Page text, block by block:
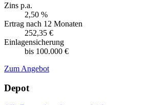
Zins p.a.
2,50 %
Ertrag nach 12 Monaten
252,35 €
Einlagensicherung
bis 100.000 €
Zum Angebot
Depot